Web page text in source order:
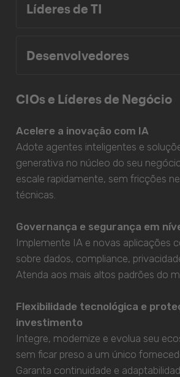
Líderes de TI
Desenvolvedores
CIOs e Líderes de Negócio
Acelere a inovação com IA
Adote agentes inteligentes e
generativa no núcleo do seu
escale rapidamente, sem fricções
técnicas.
Governança e segurança em
Implemente IA e novas aplicações
sobre dados, compliance,
Atenda aos mais altos padrões do
Flexibilidade tecnológica e
investimento
Integre, modernize e evolua seu
sem ficar preso a um único
Garanta continuidade e